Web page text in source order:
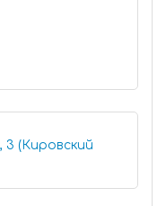
3 (Кировский